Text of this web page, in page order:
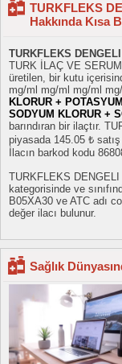
TURKFLEKS
Hakkında Kısa
TURKFLEKS
TURK İLAÇ VE
üretilen, bir kutu
mg/ml mg/ml mg/ml
KLORUR +
SODYUM KLORUR +
barındıran bir ilaçtır.
piyasada 145.05 ₺
İlacın barkod kodu
TURKFLEKS DENGELI
kategorisinde ve
B05XA30 ve ATC adı
değer ilacı bulunur.
Sağlık